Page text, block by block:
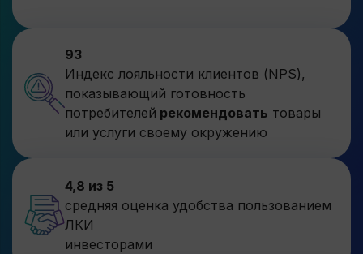
потенциала Ленинградской области
и ее муниципальных образований, о
наличии в Ленинградской области
свободных трудовых ресурсов и
динамике их развития;
Ленинградской области и отдельных
ее территорий инженерно-
транспортной и социальной
инфраструктурой;
93
Индекс лояльности клиентов (NPS),
показывающий готовность
потребителей рекомендовать товары
или услуги своему окружению
4,8 из 5
средняя оценка удобства пользованием
ЛКИ
инвесторами